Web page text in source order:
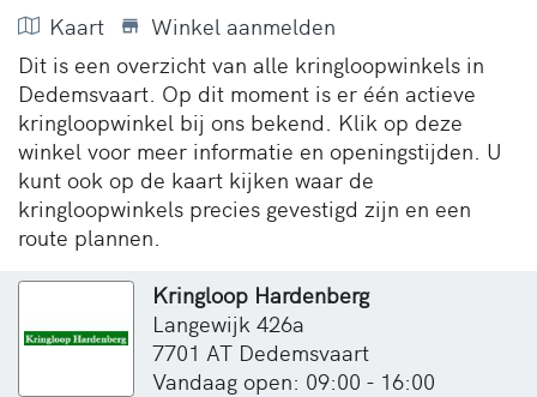
Kaart
Winkel aanmelden
Dit is een overzicht van alle kringloopwinkels in
Dedemsvaart. Op dit moment is er één actieve
kringloopwinkel bij ons bekend. Klik op deze
winkel voor meer informatie en openingstijden. U
kunt ook op de kaart kijken waar de
kringloopwinkels precies gevestigd zijn en een
route plannen.
Kringloop Hardenberg
Langewijk 426a
7701 AT Dedemsvaart
Vandaag open: 09:00 - 16:00